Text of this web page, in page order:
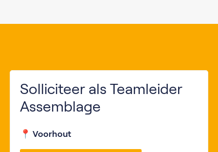
Solliciteer als Teamleider
Assemblage
📍 Voorhout